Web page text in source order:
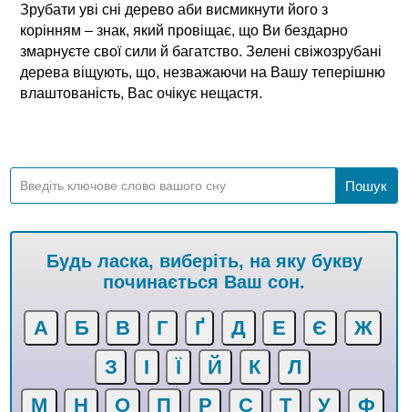
Зрубати уві сні дерево аби висмикнути його з
корінням – знак, який провіщає, що Ви бездарно
змарнуєте свої сили й багатство. Зелені свіжозрубані
дерева віщують, що, незважаючи на Вашу теперішню
влаштованість, Вас очікує нещастя.
Будь ласка, виберіть, на яку букву
починається Ваш сон.
А Б В Г Ґ Д Е Є
Ж
З
І Ї Й К
Л
М
Н О П Р С Т У Ф